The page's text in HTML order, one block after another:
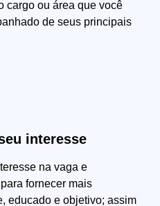
cargo ou área que você
de seus principais
interesse
na vaga e
fornecer mais
educado e objetivo; assim